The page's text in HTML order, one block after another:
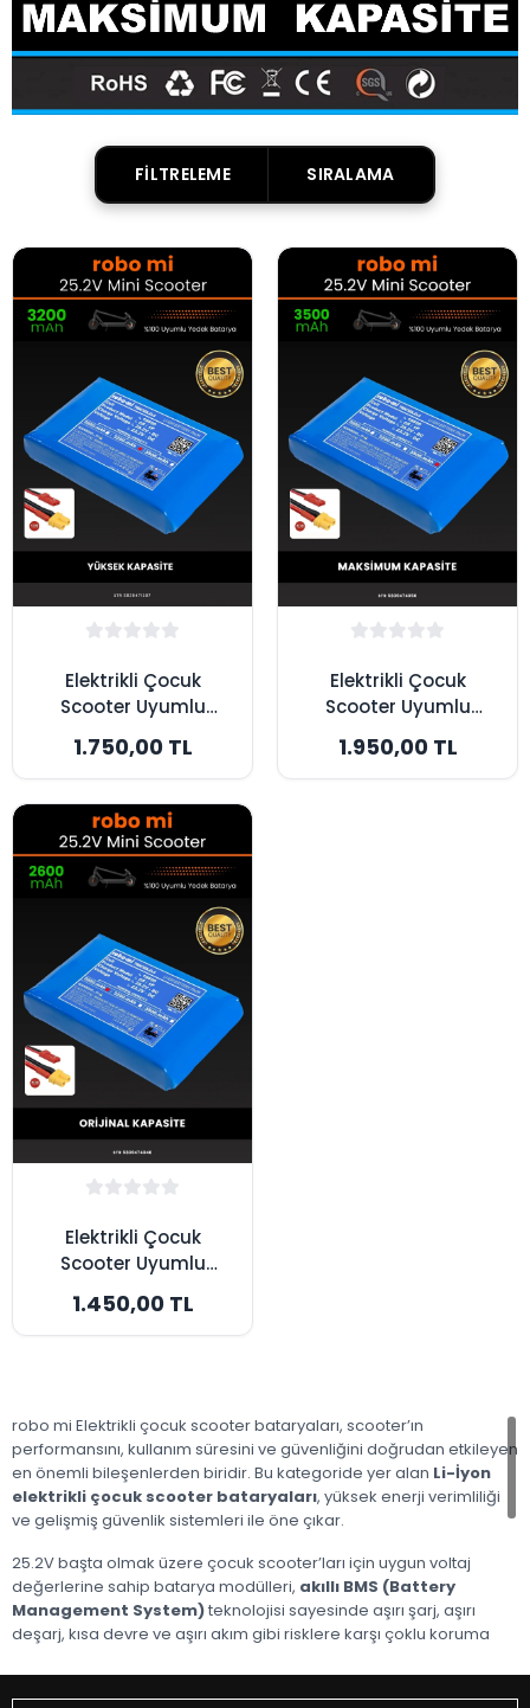
FILTRELEME SIRALAMA
Elektrikli Çocuk
Scooter Uyumlu
3200mAh - Yüksek
Kapasite
1.750,00 TL
Elektrikli Çocuk
Scooter Uyumlu
3500mAh -
Maksimum Kapasite
1.950,00 TL
Elektrikli Çocuk
Scooter Uyumlu
2600mAh - Orijinal
Kapasite
1.450,00 TL
robo mi Elektrikli çocuk scooter bataryaları, scooter’ın
performansını, kullanım süresini ve güvenliğini doğrudan etkileyen
en önemli bileşenlerden biridir. Bu kategoride yer alan Li-İyon
elektrikli çocuk scooter bataryaları, yüksek enerji verimliliği
ve gelişmiş güvenlik sistemleri ile öne çıkar.
25.2V başta olmak üzere çocuk scooter’ları için uygun voltaj
değerlerine sahip batarya modülleri, akıllı BMS (Battery
Management System)teknolojisi sayesinde aşırı şarj, aşırı
deşarj, kısa devre ve aşırı akım gibi risklere karşı çoklu koruma
güvenli bir kullanım sağlanır.